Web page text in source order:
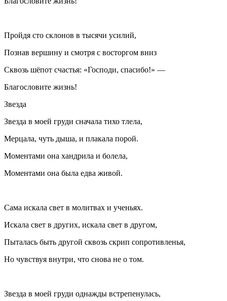
Пройдя сто склонов в тысячи усилий,
Познав вершину и смотря с восторгом вниз
Сквозь шёпот счастья: «Господи, спасибо!» —
Благословите жизнь!
Звезда
Звезда в моей груди сначала тихо тлела,
Мерцала, чуть дыша, и плакала порой.
Моментами она хандрила и болела,
Моментами она была едва живой.
Сама искала свет в молитвах и ученьях.
Искала свет в других, искала свет в другом,
Пыталась быть другой сквозь скрип сопротивленья,
Но чувствуя внутри, что снова не о том.
Звезда в моей груди однажды встрепенулась,